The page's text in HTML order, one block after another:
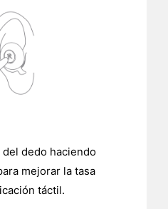
dedo haciendo
mejorar la tasa
táctil.